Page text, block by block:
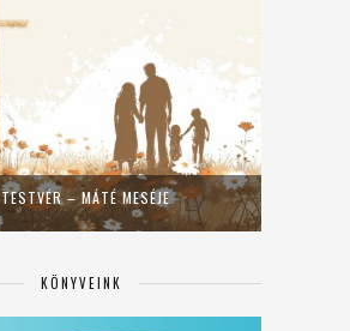
– MÁTÉ MESÉJE
KÖNYVEINK